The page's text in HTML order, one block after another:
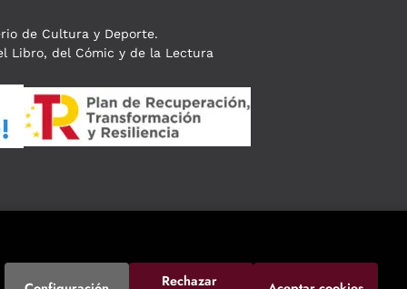
de Cultura y Deporte.
Libro, del Cómic y de la Lectura
Rechazar